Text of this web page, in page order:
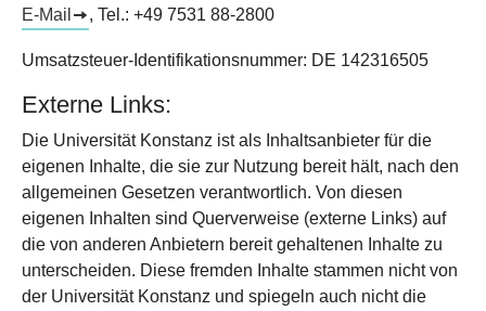
E-Mail
, Tel.: +49 7531 88-2800
Umsatzsteuer-Identifikationsnummer: DE 142316505
Externe Links:
Die Universität Konstanz ist als Inhaltsanbieter für die
eigenen Inhalte, die sie zur Nutzung bereit hält, nach den
allgemeinen Gesetzen verantwortlich. Von diesen
eigenen Inhalten sind Querverweise (externe Links) auf
die von anderen Anbietern bereit gehaltenen Inhalte zu
unterscheiden. Diese fremden Inhalte stammen nicht von
der Universität Konstanz und spiegeln auch nicht die